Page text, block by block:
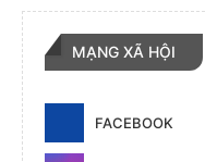
MẠNG XÃ HỘI
FACEBOOK